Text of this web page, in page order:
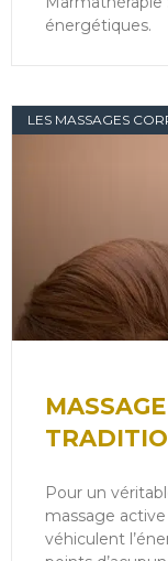
énergétiques.
LES MASSAGES
Pour un
massage
véhiculent